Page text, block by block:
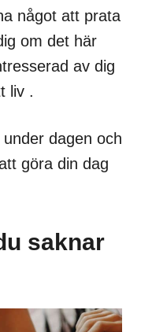
något att prata
om det här
av dig
liv .
dagen och
göra din dag
saknar